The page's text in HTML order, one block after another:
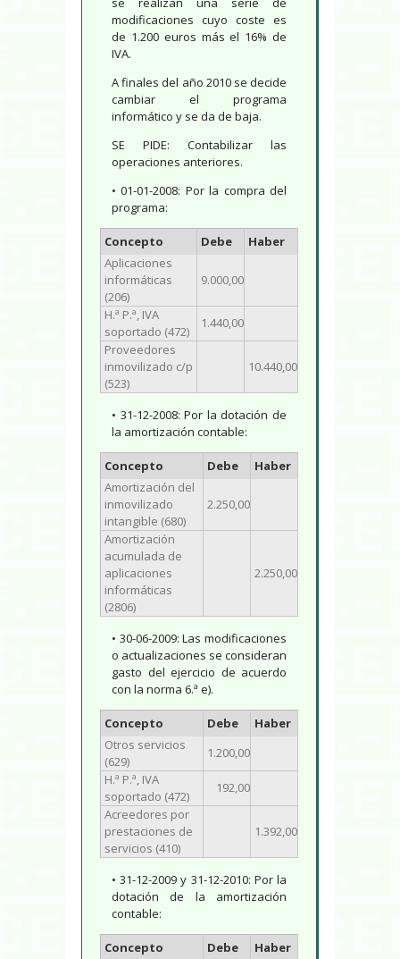
modificaciones cuyo coste es
de 1.200 euros más el 16% de
IVA.
A finales del año 2010 se decide
cambiar el programa
informático y se da de baja.
SE PIDE: Contabilizar las
operaciones anteriores.
• 01-01-2008: Por la compra del
programa:
Concepto Debe
Haber
Aplicaciones
informáticas
(206)
9.000,00
H.ª P.ª, IVA
soportado (472)
1.440,00
Proveedores
inmovilizado c/p
(523)
10.440,00
• 31-12-2008: Por la dotación de
la amortización contable:
Concepto Debe
Haber
Amortización del
inmovilizado
intangible (680)
2.250,00
Amortización
acumulada de
aplicaciones
informáticas
(2806)
2.250,00
• 30-06-2009: Las modificaciones
o actualizaciones se consideran
gasto del ejercicio de acuerdo
con la norma 6.ª e).
Concepto Debe
Haber
Otros servicios
(629)
1.200,00
H.ª P.ª, IVA
soportado (472)
192,00
Acreedores por
prestaciones de
servicios (410)
1.392,00
• 31-12-2009 y 31-12-2010: Por la
dotación de la amortización
contable:
Concepto Debe
Haber